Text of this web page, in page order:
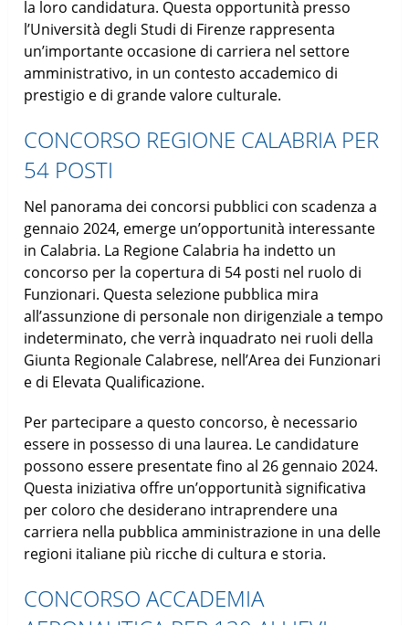
la loro candidatura. Questa opportunità presso
l’Università degli Studi di Firenze rappresenta
un’importante occasione di carriera nel settore
amministrativo, in un contesto accademico di
prestigio e di grande valore culturale.
CONCORSO REGIONE CALABRIA PER
54 POSTI
Nel panorama dei concorsi pubblici con scadenza a
gennaio 2024, emerge un’opportunità interessante
in Calabria. La Regione Calabria ha indetto un
concorso per la copertura di 54 posti nel ruolo di
Funzionari. Questa selezione pubblica mira
all’assunzione di personale non dirigenziale a tempo
indeterminato, che verrà inquadrato nei ruoli della
Giunta Regionale Calabrese, nell’Area dei Funzionari
e di Elevata Qualificazione.
Per partecipare a questo concorso, è necessario
essere in possesso di una laurea. Le candidature
possono essere presentate fino al 26 gennaio 2024.
Questa iniziativa offre un’opportunità significativa
per coloro che desiderano intraprendere una
carriera nella pubblica amministrazione in una delle
regioni italiane più ricche di cultura e storia.
CONCORSO ACCADEMIA